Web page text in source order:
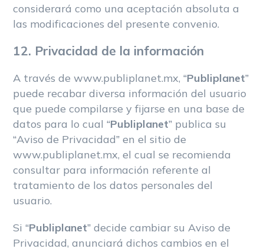
considerará como una aceptación absoluta a
las modificaciones del presente convenio.
12. Privacidad de la información
A través de www.publiplanet.mx, “Publiplanet”
puede recabar diversa información del usuario
que puede compilarse y fijarse en una base de
datos para lo cual “Publiplanet” publica su
“Aviso de Privacidad” en el sitio de
www.publiplanet.mx, el cual se recomienda
consultar para información referente al
tratamiento de los datos personales del
usuario.
Si “Publiplanet” decide cambiar su Aviso de
Privacidad, anunciará dichos cambios en el